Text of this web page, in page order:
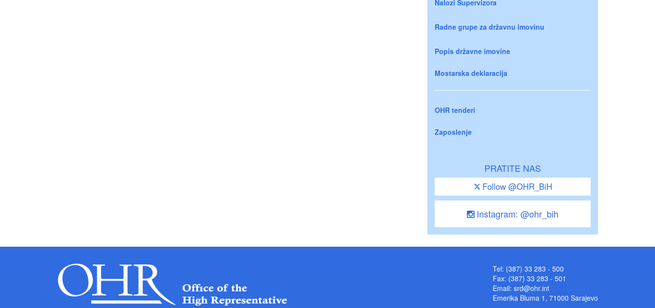
Nalozi Supervizora
Radne grupe za državnu imovinu
Popis državne imovine
Mostarska deklaracija
OHR tenderi
Zaposlenje
PRATITE NAS
Follow @OHR_BiH
Instagram: @ohr_bih
Tel: (387) 33 283 - 500
Fax: (387) 33 283 - 501
Email: srd@ohr.int
Emerika Bluma 1, 71000 Sarajevo